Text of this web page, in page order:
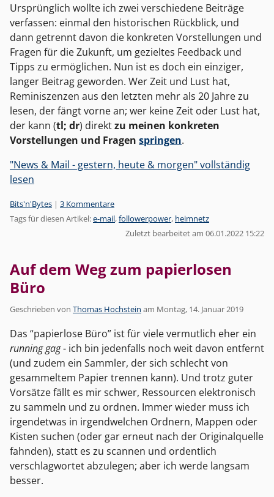
Ursprünglich wollte ich zwei verschiedene Beiträge
verfassen: einmal den historischen Rückblick, und
dann getrennt davon die konkreten Vorstellungen und
Fragen für die Zukunft, um gezieltes Feedback und
Tipps zu ermöglichen. Nun ist es doch ein einziger,
langer Beitrag geworden. Wer Zeit und Lust hat,
Reminiszenzen aus den letzten mehr als 20 Jahre zu
lesen, der fängt vorne an; wer keine Zeit oder Lust hat,
der kann (tl; dr) direktzu meinen konkreten
Vorstellungen und Fragen springen.
"News & Mail - gestern, heute & morgen" vollständig
lesen
Kategorien:
Bits'n'Bytes | 3 Kommentare
Tags für diesen Artikel:e-mail,followerpower, heimnetz
Zuletzt bearbeitet am 06.01.2022 15:22
Auf dem Weg zum papierlosen
Büro
Geschrieben von Thomas Hochstein am Montag, 14. Januar 2019
Das “papierlose Büro” ist für viele vermutlich eher ein
running gag- ich bin jedenfalls noch weit davon entfernt
(und zudem ein Sammler, der sich schlecht von
gesammeltem Papier trennen kann). Und trotz guter
Vorsätze fällt es mir schwer, Ressourcen elektronisch
zu sammeln und zu ordnen. Immer wieder muss ich
irgendetwas in irgendwelchen Ordnern, Mappen oder
Kisten suchen (oder gar erneut nach der Originalquelle
fahnden), statt es zu scannen und ordentlich
verschlagwortet abzulegen; aber ich werde langsam
besser.